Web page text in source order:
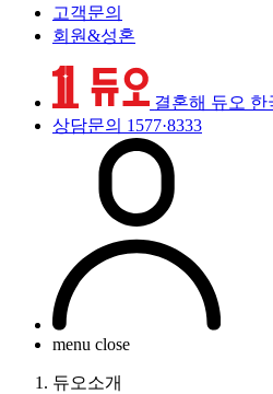
고객문의
회원&성혼
결혼해 듀오
상담문의 1577·8333
menu close
듀오소개